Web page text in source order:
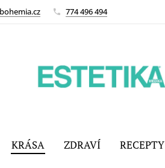
774 496 494
KRÁSA ZDRAVÍ RECEPTY